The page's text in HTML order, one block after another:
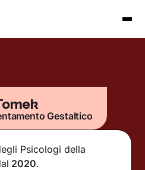
Gestaltico
Psicologi della
2020.